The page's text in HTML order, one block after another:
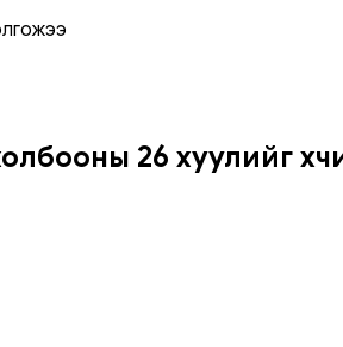
26 хуулийг